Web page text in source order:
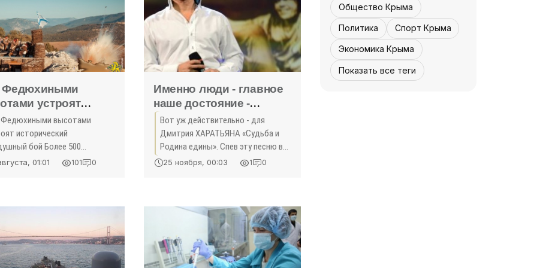
Федюхиными
устроят
бой -
высотами
исторический
бой Более 500
со всей России
01:01 101 0
Именно люди - главное
наше достояние -
«Культура Крыма»
Вот уж действительно - для
Дмитрия ХАРАТЬЯНА «Судьба и
Родина едины». Спев эту песню в
знаменитых «Гардемаринах»,
25 ноября, 00:03 1 0
Общество Крыма
Политика Спорт Крыма
Экономика Крыма
Показать все теги